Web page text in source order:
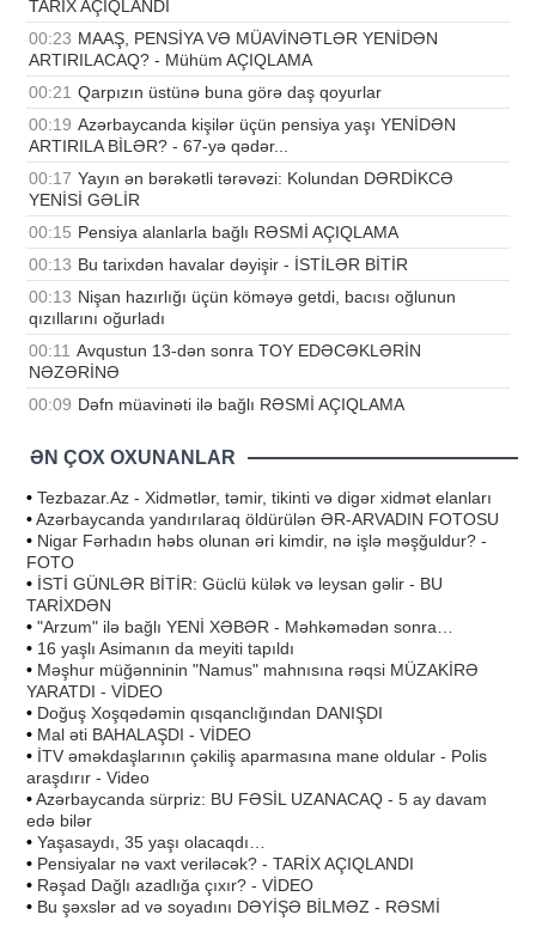
TARİX AÇIQLANDI
00:23 MAAŞ, PENSİYA VƏ MÜAVİNƏTLƏR YENİDƏN
ARTIRILACAQ? - Mühüm AÇIQLAMA
00:21 Qarpızın üstünə buna görə daş qoyurlar
00:19 Azərbaycanda kişilər üçün pensiya yaşı YENİDƏN
ARTIRILA BİLƏR? - 67-yə qədər...
00:17 Yayın ən bərəkətli tərəvəzi: Kolundan DƏRDİKCƏ
YENİSİ GƏLİR
00:15 Pensiya alanlarla bağlı RƏSMİ AÇIQLAMA
00:13 Bu tarixdən havalar dəyişir - İSTİLƏR BİTİR
00:13 Nişan hazırlığı üçün köməyə getdi, bacısı oğlunun
qızıllarını oğurladı
00:11 Avqustun 13-dən sonra TOY EDƏCƏKLƏRİN
NƏZƏRİNƏ
00:09 Dəfn müavinəti ilə bağlı RƏSMİ AÇIQLAMA
ƏN ÇOX OXUNANLAR
• Tezbazar.Az - Xidmətlər, təmir, tikinti və digər xidmət elanları
•Azərbaycanda yandırılaraq öldürülən ƏR-ARVADIN FOTOSU
• Nigar Fərhadın həbs olunan əri kimdir, nə işlə məşğuldur? -
FOTO
• İSTİ GÜNLƏR BİTİR: Güclü külək və leysan gəlir - BU
TARİXDƏN
• "Arzum" ilə bağlı YENİ XƏBƏR - Məhkəmədən sonra…
• 16 yaşlı Asimanın da meyiti tapıldı
• Məşhur müğənninin "Namus" mahnısına rəqsi MÜZAKİRƏ
YARATDI - VİDEO
• Doğuş Xoşqədəmin qısqanclığından DANIŞDI
• Mal əti BAHALAŞDI - VİDEO
• İTV əməkdaşlarının çəkiliş aparmasına mane oldular - Polis
araşdırır - Video
•Azərbaycanda sürpriz: BU FƏSİL UZANACAQ - 5 ay davam
edə bilər
• Yaşasaydı, 35 yaşı olacaqdı…
• Pensiyalar nə vaxt veriləcək? - TARİX AÇIQLANDI
• Rəşad Dağlı azadlığa çıxır? - VİDEO
• Bu şəxslər ad və soyadını DƏYİŞƏ BİLMƏZ - RƏSMİ